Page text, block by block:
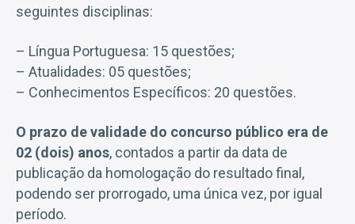
seguintes disciplinas:
– Língua Portuguesa: 15 questões;
– Atualidades: 05 questões;
– Conhecimentos Específicos: 20 questões.
O prazo de validade do concurso público era de
02 (dois) anos, contados a partir da data de
publicação da homologação do resultado final,
podendo ser prorrogado, uma única vez, por igual
período.